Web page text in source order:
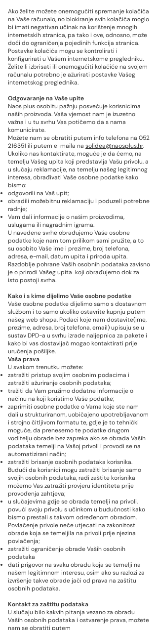
Ako želite možete onemogućiti spremanje kolačića
na Vaše računalo, no blokiranje svih kolačića moglo
bi imati negativan učinak na korištenje mnogih
internetskih stranica, pa tako i ove, odnosno, može
doći do ograničenja pojedinih funkcija stranica.
Postavke kolačića mogu se kontrolirati i
konfigurirati u Vašem internetskome pregledniku.
Želite li izbrisati ili onemogućiti kolačiće na svojem
računalu potrebno je ažurirati postavke Vašeg
internetskog preglednika.
Odgovaranje na Vaše upite
Naos plus osobitu pažnju posvećuje korisnicima
naših proizvoda. Vaša vjernost nam je izuzetno
važna i u tu svrhu Vas potičemo da s nama
komunicirate.
Možete nam se obratiti putem info telefona na 052
216351 ili putem e-maila na solidea@naosplus.hr.
Ukoliko nas kontaktirate, moguće je da ćemo, na
temelju Vašeg upita koji predstavlja Vašu privolu, a
u slučaju reklamacije, na temelju našeg legitimnog
interesa, obrađivati Vaše osobne podatke kako
bismo:
odgovorili na Vaš upit;
obradili možebitnu reklamaciju i poduzeli potrebne
radnje;
Vam dali informacije o našim proizvodima,
uslugama ili nagradnim igrama.
U navedene svrhe obrađujemo Vaše osobne
podatke koje nam tom prilikom sami pružite, a to
su osobito Vaše ime i prezime, broj telefona,
adresa, e-mail, datum upita i priroda upita.
Razdoblje pohrane Vaših osobnih podataka zavisno
je o prirodi Vašeg upita koji obrađujemo dok za
isto postoji svrha.
Kako i s kime dijelimo Vaše osobne podatke
Vaše osobne podatke dijelimo samo s dostavnom
službom i to samo ukoliko ostavrite kupnju putem
našeg web shopa. Podaci koje nam dostavite(ime,
prezime, adresa, broj telefona, email) upisuju se u
sustav DPD-a u svrhu izrade naljepnica za pakete i
kako bi vas dostavljač mogao kontaktirati prije
uručenja pošiljke.
Vaša prava
U svakom trenutku možete:
zatražiti pristup svojim osobnim podacima i
zatražiti ažuriranje osobnih podataka;
tražiti da Vam pružimo dodatne informacije o
načinu na koji koristimo Vaše podatke;
zaprimiti osobne podatke o Vama koje ste nam
dali u strukturiranom, uobičajeno upotrebljavanom
i strojno čitljivom formatu te, gdje je to tehnički
moguće, da prenesemo te podatke drugom
voditelju obrade bez zapreka ako se obrada Vaših
podataka temelji na Vašoj privoli i provodi se na
automatizirani način;
zatražiti brisanje osobnih podataka korisnika.
Budući da korisnici mogu zatražiti brisanje samo
svojih osobnih podataka, radi zaštite korisnika
možemo Vas zatražiti provjeru identiteta prije
provođenja zahtjeva;
u slučajevima gdje se obrada temelji na privoli,
povući svoju privolu s učinkom u budućnosti kako
bismo prestali s takvom određenom obradom.
Povlačenje privole neće utjecati na zakonitost
obrade koja se temeljila na privoli prije njezina
povlačenja;
zatražiti ograničenje obrade Vaših osobnih
podataka
dati prigovor na svaku obradu koja se temelji na
našem legitimnom interesu, osim ako su razlozi za
izvršenje takve obrade jači od prava na zaštitu
osobnih podataka.
Kontakt za zaštitu podataka
U slučaju bilo kakvih pitanja vezano za obradu
Vaših osobnih podataka i ostvarenje prava, možete
nam se obratiti putem